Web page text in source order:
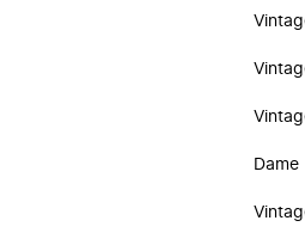
Dame